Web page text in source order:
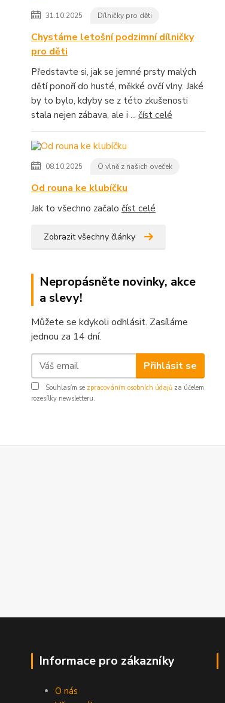
31.10.2025 Dílničky pro děti
Chystáme letošní podzimní dílničky
pro děti
Představte si, jak se jemné prsty malých
dětí ponoří do husté, měkké ovčí vlny. Jaké
by to bylo, kdyby se z této zkušenosti
stala nejen zábava, ale i ... číst celé
08.10.2025 O vlně z našich oveček
Od rouna ke klubíčku
Jak to všechno začalo číst celé
Zobrazit všechny články
Nepropásněte novinky, akce
a slevy!
Můžete se kdykoli odhlásit. Zasíláme
jednou za 14 dní.
Přihlásit se
Souhlasím se zpracováním osobních údajů za účelem
rozesílky newsletteru.
Informace pro zákazníky
O nás